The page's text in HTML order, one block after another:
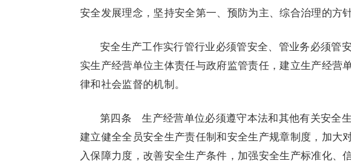
安全发展理念，坚持安全第一、预防为主、综合治理的方
安全生产工作实行管行业必须管安全、管业务必须管
实生产经营单位主体责任与政府监管责任，建立生产经营
律和社会监督的机制。
第四条 生产经营单位必须遵守本法和其他有关安全
建立健全全员安全生产责任制和安全生产规章制度，加大
入保障力度，改善安全生产条件，加强安全生产标准化、